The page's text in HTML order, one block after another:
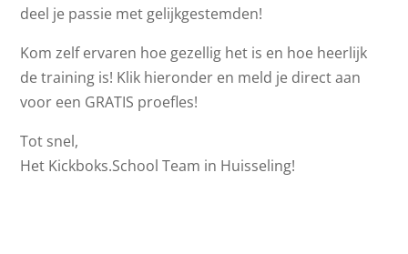
deel je passie met gelijkgestemden!
Kom zelf ervaren hoe gezellig het is en hoe heerlijk
de training is! Klik hieronder en meld je direct aan
voor een GRATIS proefles!
Tot snel,
Het Kickboks.School Team in Huisseling!